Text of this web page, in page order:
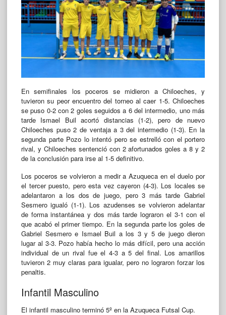
En semifinales los poceros se midieron a Chiloeches, y
tuvieron su peor encuentro del torneo al caer 1-5. Chiloeches
se puso 0-2 con 2 goles seguidos a 6 del intermedio, uno más
tarde Ismael Buil acortó distancias (1-2), pero de nuevo
Chiloeches puso 2 de ventaja a 3 del intermedio (1-3). En la
segunda parte Pozo lo intentó pero se estrelló con el portero
rival, y Chiloeches sentenció con 2 afortunados goles a 8 y 2
de la conclusión para irse al 1-5 definitivo.
Los poceros se volvieron a medir a Azuqueca en el duelo por
el tercer puesto, pero esta vez cayeron (4-3). Los locales se
adelantaron a los dos de juego, pero 3 más tarde Gabriel
Sesmero igualó (1-1). Los azudenses se volvieron adelantar
de forma instantánea y dos más tarde lograron el 3-1 con el
que acabó el primer tiempo. En la segunda parte los goles de
Gabriel Sesmero e Ismael Buil a los 3 y 5 de juego dieron
lugar al 3-3. Pozo había hecho lo más difícil, pero una acción
individual de un rival fue el 4-3 a 5 del final. Los amarillos
tuvieron 2 muy claras para igualar, pero no lograron forzar los
penaltis.
Infantil Masculino
El infantil masculino terminó 5º en la Azuqueca Futsal Cup.